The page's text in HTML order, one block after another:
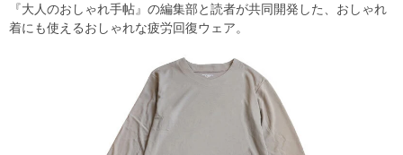
『大人のおしゃれ手帖』の編集部と読者が共同開発した、おしゃれ
着にも使えるおしゃれな疲労回復ウェア。